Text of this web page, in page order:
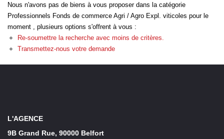
Estimer Votre Bien En Ligne
Consultez Les Avis Clients
Consultez Nos Dernières Ventes
Confiez-Nous La Recherche De Votre Location
Créer une alerte
Nous n'avons pas de biens à vous proposer dans la catégorie
Professionnels Fonds de commerce Agri / Agro Expl. viticoles pour le
moment , plusieurs options s'offrent à vous :
Re-soumettre la recherche avec moins de critères.
Transmettez-nous votre demande
L'AGENCE
9B Grand Rue, 90000 Belfort